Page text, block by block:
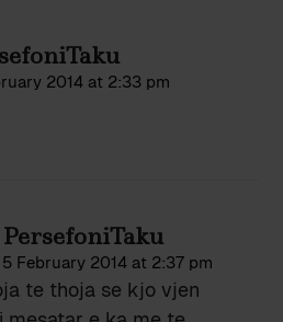
2014 at 2:33 pm
PersefoniTaku
5 February 2014 at 2:37 pm
te thoja se kjo vjen